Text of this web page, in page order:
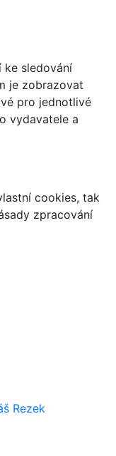
ke sledování
je zobrazovat
pro jednotlivé
vydavatele a
cookies, tak
zpracování
Rezek